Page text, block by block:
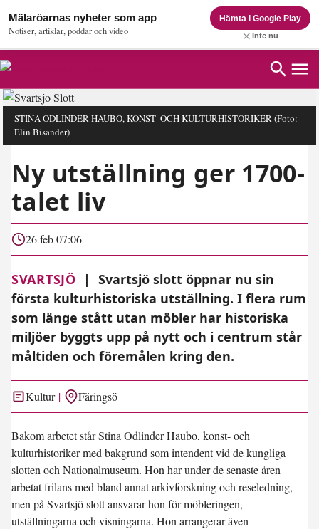
Mälaröarnas nyheter som app
Notiser, artiklar, poddar och video
Hämta i Google Play
Inte nu
STINA ODLINDER HAUBO, KONST- OCH KULTURHISTORIKER(Foto:
Elin Bisander)
Ny utställning ger 1700-
talet liv
26 feb 07:06
SVARTSJÖ |
Svartsjö slott öppnar nu sin
första kulturhistoriska utställning. I flera rum
som länge stått utan möbler har historiska
miljöer byggts upp på nytt och i centrum står
måltiden och föremålen kring den.
Kultur Färingsö
Bakom arbetet står Stina Odlinder Haubo, konst- och
kulturhistoriker med bakgrund som intendent vid de kungliga
slotten och Nationalmuseum. Hon har under de senaste åren
arbetat frilans med bland annat arkivforskning och reseledning,
men på Svartsjö slott ansvarar hon för möbleringen,
utställningarna och visningarna. Hon arrangerar även